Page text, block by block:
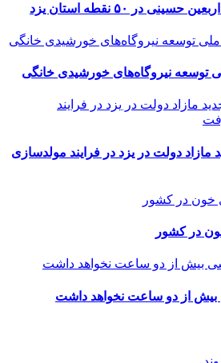
در ۵۰ نقطه استان یزد
توسعه نیروگاه‌های خورشیدی خانگی
مازاد دولت در یزد در فرایند مولدسازی
در کشور
بیش از دو ساعت نخواهد داشت